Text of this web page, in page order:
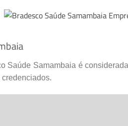
Saúde Samambaia é